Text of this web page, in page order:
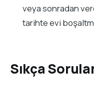
veya sonradan
tarihte evi
Sıkça